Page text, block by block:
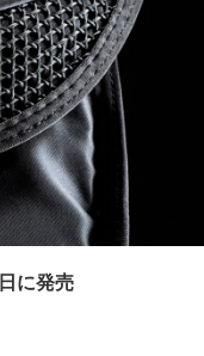
に発売